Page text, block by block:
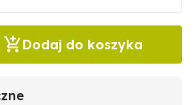
Dodaj do koszyka